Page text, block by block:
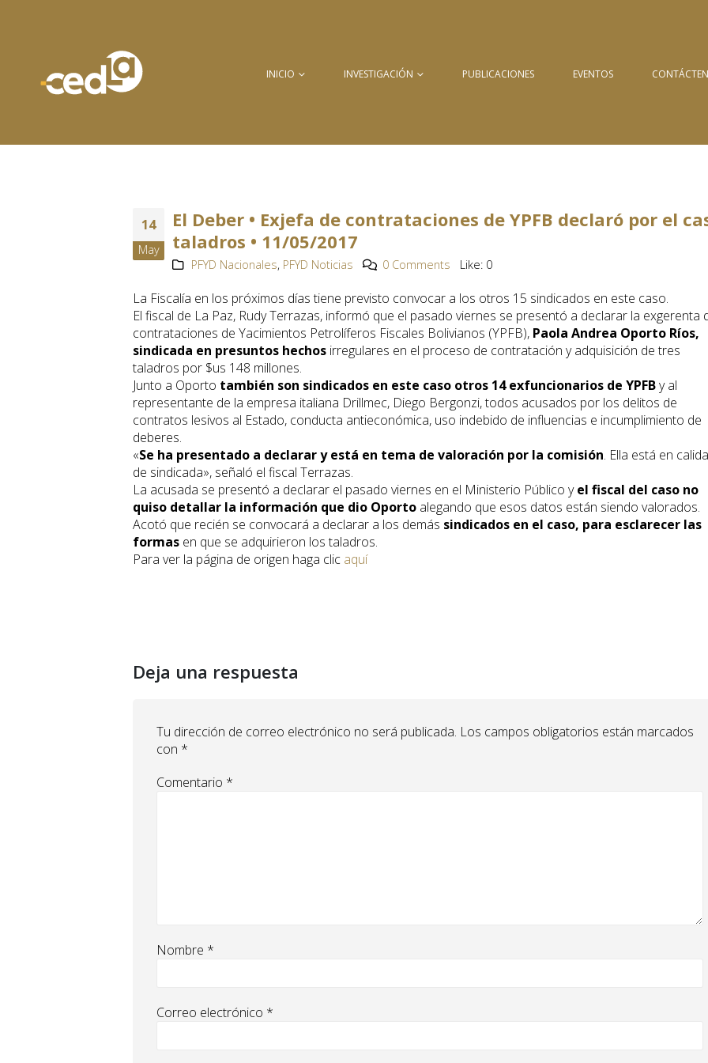
INICIO INVESTIGACIÓN PUBLICACIONES EVENTOS
14
May
El Deber • Exjefa de contrataciones de YPFB declaró por el
taladros • 11/05/2017
PFYD Nacionales, PFYD Noticias 0 Comments Like: 0
La Fiscalía en los próximos días tiene previsto convocar a los otros 15 sindicados en este caso.
El fiscal de La Paz, Rudy Terrazas, informó que el pasado viernes se presentó a declarar la exgerenta
contrataciones de Yacimientos Petrolíferos Fiscales Bolivianos (YPFB), Paola Andrea Oporto Ríos,
sindicada en presuntos hechos irregulares en el proceso de contratación y adquisición de tres
taladros por $us 148 millones.
Junto a Oporto también son sindicados en este caso otros 14 exfuncionarios de YPFBy al
representante de la empresa italiana Drillmec, Diego Bergonzi, todos acusados por los delitos de
contratos lesivos al Estado, conducta antieconómica, uso indebido de influencias e incumplimiento de
deberes.
«Se ha presentado a declarar y está en tema de valoración por la comisión. Ella está en
de sindicada», señaló el fiscal Terrazas.
La acusada se presentó a declarar el pasado viernes en el Ministerio Público yel fiscal del caso no
quiso detallar la información que dio Oporto alegando que esos datos están siendo valorados.
Acotó que recién se convocará a declarar a los demás sindicados en el caso, para esclarecer las
formas en que se adquirieron los taladros.
Para ver la página de origen haga clic aquí
Deja una respuesta
Tu dirección de correo electrónico no será publicada. Los campos obligatorios están marcados
con *
Comentario *
Nombre *
Correo electrónico *